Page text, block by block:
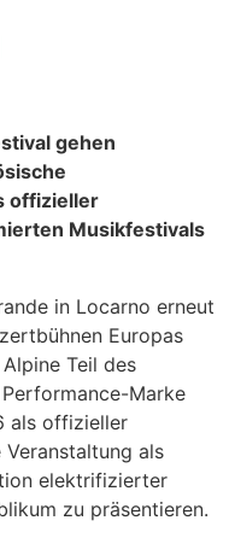
gehen
offizieller
Musikfestivals
in Locarno erneut
Europas
Teil des
Marke
als offizieller
als
elektrifizierter
zu präsentieren.